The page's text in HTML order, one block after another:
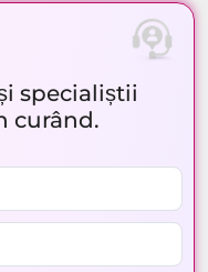
specialiștii
curând.